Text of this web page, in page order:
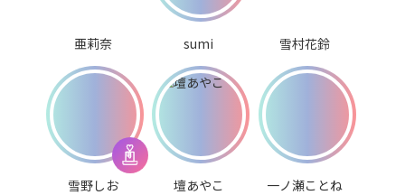
亜莉奈 sumi 雪村花鈴
雪野しお 壇あやこ 一ノ瀬ことね